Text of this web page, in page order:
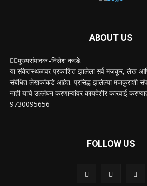
ABOUT US
✍🏻मुख्यसंपादक -निलेश करडे.
या संकेतस्थळावर प्रकाशित झालेला सर्व मजकूर, लेख
संबंधित लेखकांकडे आहेत. प्रसिद्ध झालेल्या मजकुराशी
नाही याचे उल्लंघन करणाऱ्यांवर कायदेशीर कारवाई
9730095656
FOLLOW US